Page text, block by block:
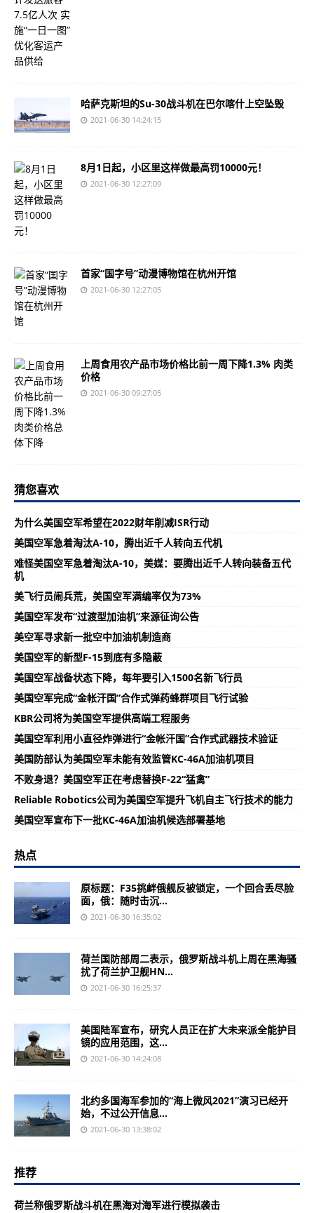
哈萨克斯坦的Su-30战斗机在巴尔喀什上空坠毁
2021-06-30 14:24:15
8月1日起，小区里这样做最高罚10000元！
2021-06-30 12:27:09
首家“国字号”动漫博物馆在杭州开馆
2021-06-30 12:27:05
上周食用农产品市场价格比前一周下降1.3% 肉类
价格
2021-06-30 09:27:05
猜您喜欢
为什么美国空军希望在2022财年削减ISR行动
美国空军急着淘汰A-10，腾出近千人转向五代机
难怪美国空军急着淘汰A-10，美媒：要腾出近千人转向装备五代
机
美飞行员闹兵荒，美国空军满编率仅为73%
美国空军发布“过渡型加油机”来源征询公告
美空军寻求新一批空中加油机制造商
美国空军的新型F-15到底有多隐蔽
美国空军战备状态下降，每年要引入1500名新飞行员
美国空军完成“金帐汗国”合作式弹药蜂群项目飞行试验
KBR公司将为美国空军提供高端工程服务
美国空军利用小直径炸弹进行“金帐汗国”合作式武器技术验证
美国防部认为美国空军未能有效监管KC-46A加油机项目
不败身退？美国空军正在考虑替换F-22“猛禽”
Reliable Robotics公司为美国空军提升飞机自主飞行技术的能力
美国空军宣布下一批KC-46A加油机候选部署基地
热点
原标题：F35挑衅俄舰反被锁定，一个回合丢尽脸
面，俄：随时击沉...
2021-06-30 16:35:02
荷兰国防部周二表示，俄罗斯战斗机上周在黑海骚
扰了荷兰护卫舰HN...
2021-06-30 16:25:37
美国陆军宣布，研究人员正在扩大未来派全能护目
镜的应用范围，这...
2021-06-30 14:24:08
北约多国海军参加的“海上微风2021”演习已经开
始，不过公开信息...
2021-06-30 13:38:02
推荐
荷兰称俄罗斯战斗机在黑海对海军进行模拟袭击